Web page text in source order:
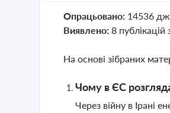
Опрацьовано: 14536
Виявлено: 8 публікацій
На основі зібраних
Чому в ЄС
Через війну в Ірані